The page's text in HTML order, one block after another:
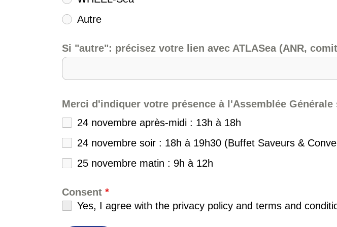
Autre
Si "autre": précisez votre lien avec ATLASea (ANR,
Merci d'indiquer votre présence à l'Assemblée
24 novembre après-midi : 13h à 18h
24 novembre soir : 18h à 19h30 (Buffet Saveurs &
25 novembre matin : 9h à 12h
Consent *
Yes, I agree with the privacy policy and terms and